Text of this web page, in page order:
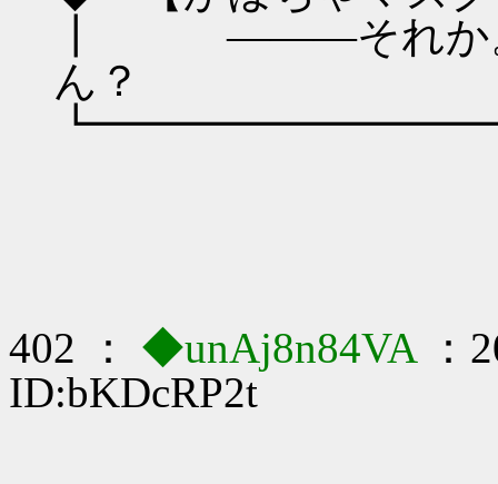
┃ ―――それか。
ん？
402 ： ◆unAj8n84VA
：
ID:bKDcRP2t